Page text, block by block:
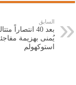
السابق
بعد 40
يُمنى بهزيمة
استوكهولم